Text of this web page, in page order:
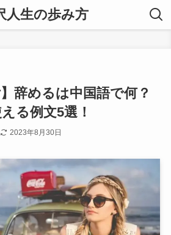
人生の歩み方
】辞めるは中国語で何？
る例文5選！
2023年8月30日